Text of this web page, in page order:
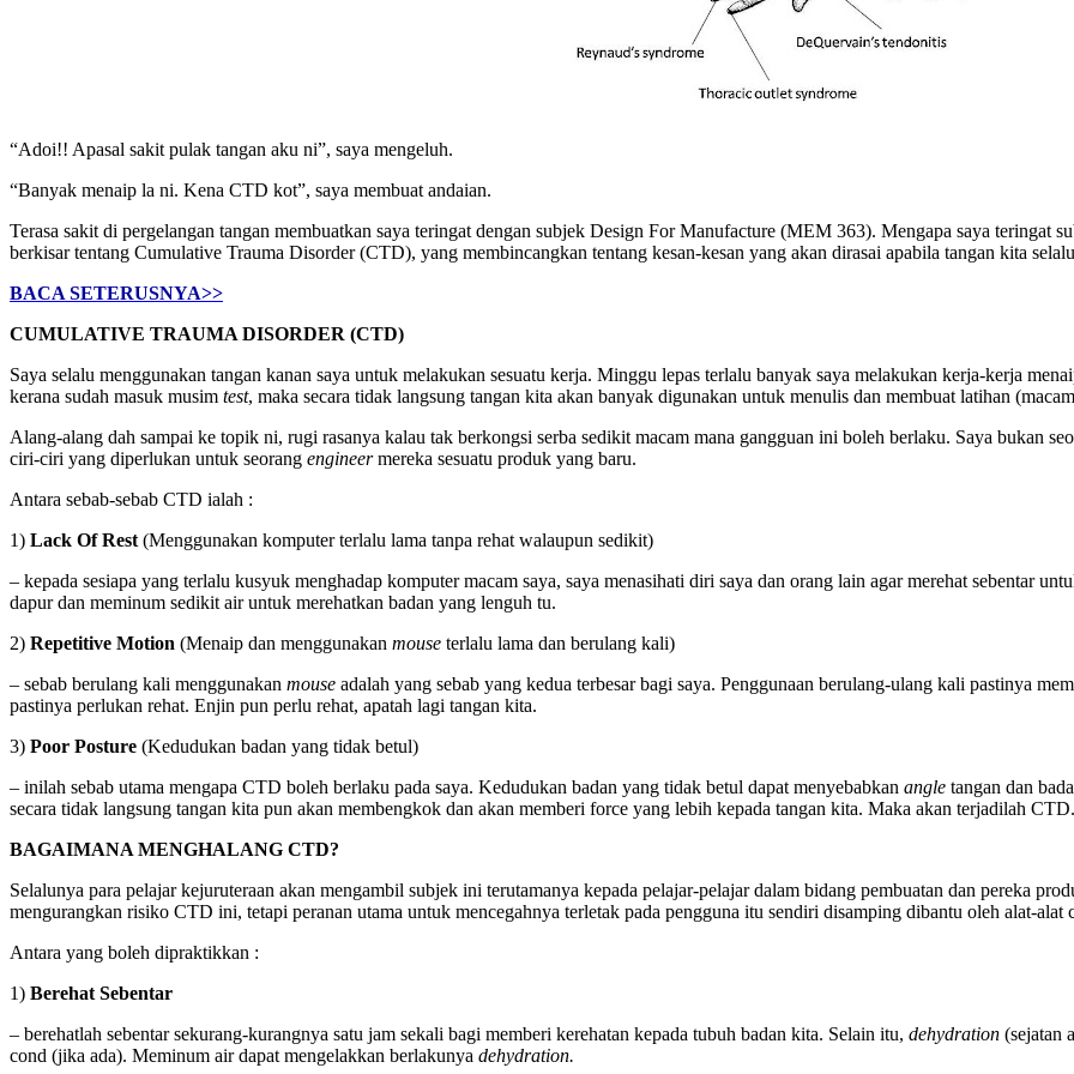
“Adoi!! Apasal sakit pulak tangan aku ni”, saya mengeluh.
“Banyak menaip la ni. Kena CTD kot”, saya membuat andaian.
Terasa sakit di pergelangan tangan membuatkan saya teringat dengan subjek Design For Manufacture (MEM 363). Mengapa saya teringat
berkisar tentang Cumulative Trauma Disorder (CTD), yang membincangkan tentang kesan-kesan yang akan dirasai apabila tangan kita
BACA SETERUSNYA>>
CUMULATIVE TRAUMA DISORDER (CTD)
Saya selalu menggunakan tangan kanan saya untuk melakukan sesuatu kerja. Minggu lepas terlalu banyak saya melakukan kerja-kerja
kerana sudah masuk musim test, maka secara tidak langsung tangan kita akan banyak digunakan untuk menulis dan membuat latihan
Alang-alang dah sampai ke topik ni, rugi rasanya kalau tak berkongsi serba sedikit macam mana gangguan ini boleh berlaku. Saya bukan
ciri-ciri yang diperlukan untuk seorang engineermereka sesuatu produk yang baru.
Antara sebab-sebab CTD ialah :
1) Lack Of Rest (Menggunakan komputer terlalu lama tanpa rehat walaupun sedikit)
– kepada sesiapa yang terlalu kusyuk menghadap komputer macam saya, saya menasihati diri saya dan orang lain agar merehat sebentar
dapur dan meminum sedikit air untuk merehatkan badan yang lenguh tu.
2) Repetitive Motion (Menaip dan menggunakan mouse terlalu lama dan berulang kali)
– sebab berulang kali menggunakan mouse adalah yang sebab yang kedua terbesar bagi saya. Penggunaan berulang-ulang kali pastinya
pastinya perlukan rehat. Enjin pun perlu rehat, apatah lagi tangan kita.
3) Poor Posture (Kedudukan badan yang tidak betul)
– inilah sebab utama mengapa CTD boleh berlaku pada saya. Kedudukan badan yang tidak betul dapat menyebabkan angle tangan dan
secara tidak langsung tangan kita pun akan membengkok dan akan memberi force yang lebih kepada tangan kita. Maka akan terjadilah CTD.
BAGAIMANA MENGHALANG CTD?
Selalunya para pelajar kejuruteraan akan mengambil subjek ini terutamanya kepada pelajar-pelajar dalam bidang pembuatan dan pereka
mengurangkan risiko CTD ini, tetapi peranan utama untuk mencegahnya terletak pada pengguna itu sendiri disamping dibantu oleh alat-alat
Antara yang boleh dipraktikkan :
1) Berehat Sebentar
– berehatlah sebentar sekurang-kurangnya satu jam sekali bagi memberi kerehatan kepada tubuh badan kita. Selain itu, dehydration (sejatan
cond (jika ada). Meminum air dapat mengelakkan berlakunya dehydration.